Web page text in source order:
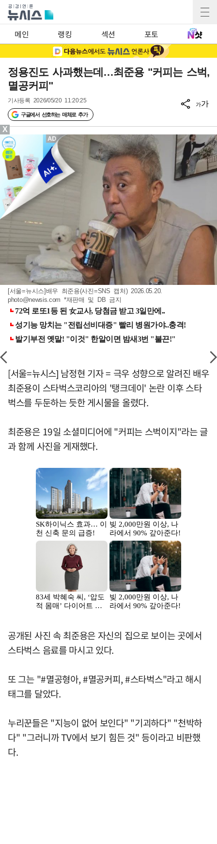
메인 랭킹 섹션 포토
정용진도 사과했는데…최준용 "커피는 스벅,
멸공커피"
기사등록 2026/05/20 11:20:25
구글에서 선호하는 매체로 추가
가가
[서울=뉴시스]배우 최준용(사진=SNS 캡처) 2026.05.20.
photo@newsis.com *재판매 및 DB 금지
[서울=뉴시스] 남정현 기자 = 극우 성향으로 알려진 배우
최준용이 스타벅스코리아의 '탱크데이' 논란 이후 스타
벅스를 두둔하는 듯한 게시물을 올렸다.
최준용은 19일 소셜미디어에 "커피는 스벅이지"라는 글
과 함께 사진을 게재했다.
공개된 사진 속 최준용은 자신의 집으로 보이는 곳에서
스타벅스 음료를 마시고 있다.
또 그는 "#멸공형아, #멸공커피, #스타벅스"라고 해시
태그를 달았다.
누리꾼들은 "지능이 없어 보인다" "기괴하다" "천박하
다" "그러니까 TV에서 보기 힘든 것" 등이라고 비판했
다.
X